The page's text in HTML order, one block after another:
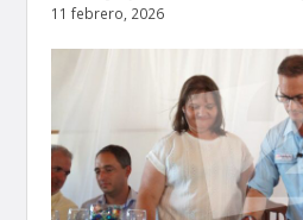
11 febrero, 2026